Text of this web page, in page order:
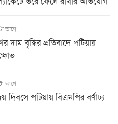
আগে
দাম বৃদ্ধির প্রতিবাদে পটিয়ায়
আগে
দিবসে পটিয়ায় বিএনপির বর্ণাঢ্য